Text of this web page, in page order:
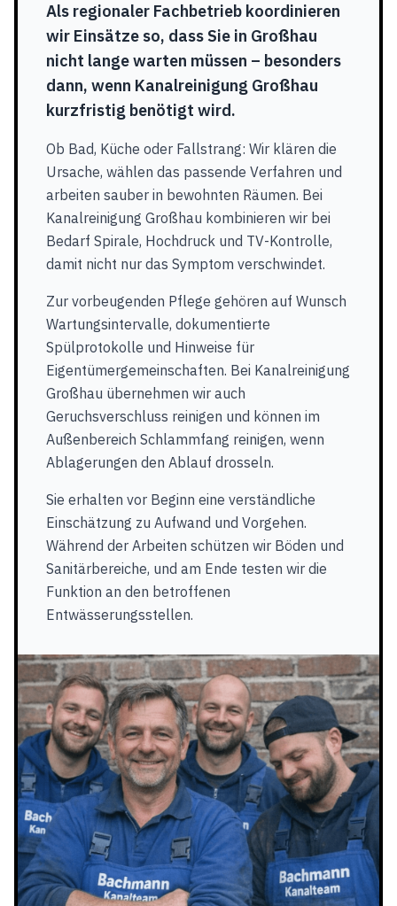
Als regionaler Fachbetrieb koordinieren
wir Einsätze so, dass Sie in Großhau
nicht lange warten müssen – besonders
dann, wenn Kanalreinigung Großhau
kurzfristig benötigt wird.
Ob Bad, Küche oder Fallstrang: Wir klären die
Ursache, wählen das passende Verfahren und
arbeiten sauber in bewohnten Räumen. Bei
Kanalreinigung Großhau kombinieren wir bei
Bedarf Spirale, Hochdruck und TV-Kontrolle,
damit nicht nur das Symptom verschwindet.
Zur vorbeugenden Pflege gehören auf Wunsch
Wartungsintervalle, dokumentierte
Spülprotokolle und Hinweise für
Eigentümergemeinschaften. Bei Kanalreinigung
Großhau übernehmen wir auch
Geruchsverschluss reinigen und können im
Außenbereich Schlammfang reinigen, wenn
Ablagerungen den Ablauf drosseln.
Sie erhalten vor Beginn eine verständliche
Einschätzung zu Aufwand und Vorgehen.
Während der Arbeiten schützen wir Böden und
Sanitärbereiche, und am Ende testen wir die
Funktion an den betroffenen
Entwässerungsstellen.